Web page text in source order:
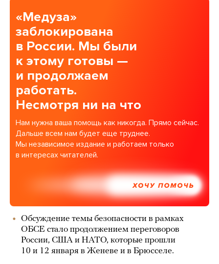
«Медуза»
заблокирована
в России. Мы были
к этому готовы —
и продолжаем
работать.
Несмотря ни на что
Нам нужна ваша помощь как никогда. Прямо сейчас.
Дальше всем нам будет еще труднее.
Мы независимое издание и работаем только
в интересах читателей.
ХОЧУ ПОМОЧЬ
Обсуждение темы безопасности в рамках
ОБСЕ стало продолжением переговоров
России, США и НАТО, которые прошли
10 и 12 января в Женеве и в Брюсселе.